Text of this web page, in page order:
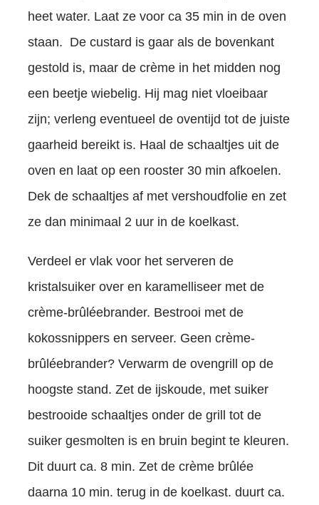
heet water. Laat ze voor ca 35 min in de oven
staan. De custard is gaar als de bovenkant
gestold is, maar de crème in het midden nog
een beetje wiebelig. Hij mag niet vloeibaar
zijn; verleng eventueel de oventijd tot de juiste
gaarheid bereikt is. Haal de schaaltjes uit de
oven en laat op een rooster 30 min afkoelen.
Dek de schaaltjes af met vershoudfolie en zet
ze dan minimaal 2 uur in de koelkast.
Verdeel er vlak voor het serveren de
kristalsuiker over en karamelliseer met de
crème-brûléebrander. Bestrooi met de
kokossnippers en serveer. Geen crème-
brûléebrander? Verwarm de ovengrill op de
hoogste stand. Zet de ijskoude, met suiker
bestrooide schaaltjes onder de grill tot de
suiker gesmolten is en bruin begint te kleuren.
Dit duurt ca. 8 min. Zet de crème brûlée
daarna 10 min. terug in de koelkast. duurt ca.